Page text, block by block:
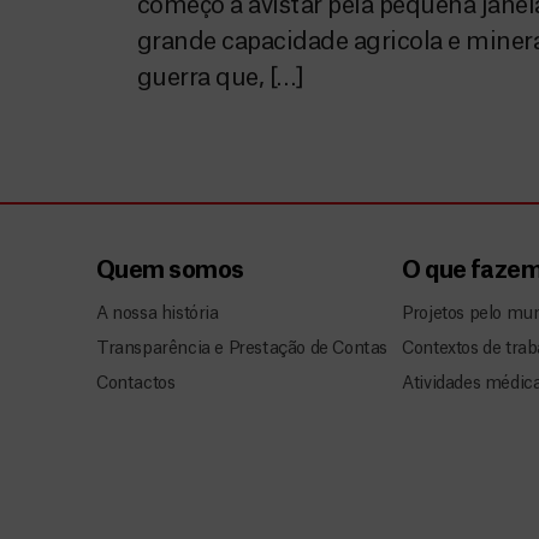
começo a avistar pela pequena
grande capacidade agricola e
guerra que, […]
Quem somos
A nossa história
Transparência e Prestação de Contas
Contactos
O que
Projetos pelo
Contextos de
Atividades